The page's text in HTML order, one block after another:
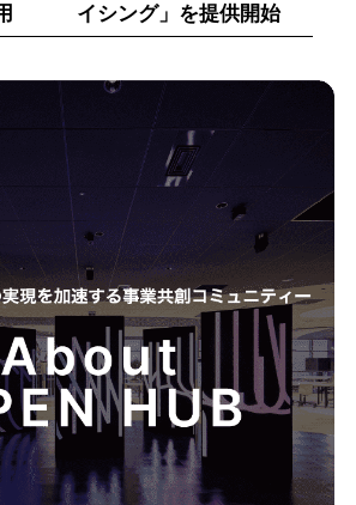
イシング」を提供開始